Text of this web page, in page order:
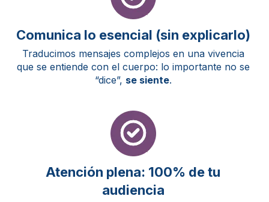
Comunica lo esencial (sin explicarlo)
Traducimos mensajes complejos en una vivencia
que se entiende con el cuerpo: lo importante no se
“dice”, se siente.
Atención plena: 100% de tu
audiencia